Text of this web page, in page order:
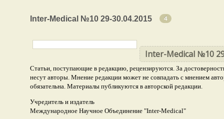
Медицинские науки 19
Биологические науки 2
Фармацевтические науки 1
Inter-Medical №10 29-30.04.2015 4
Inter-Medical №10
Статьи, поступающие в редакцию, рецензируются. За
несут авторы. Мнение редакции может не совпадать с мнением
обязательна. Материалы публикуются в авторской редакции.
Учредитель и издатель
Международное Научное Объединение "Inter-Medical"